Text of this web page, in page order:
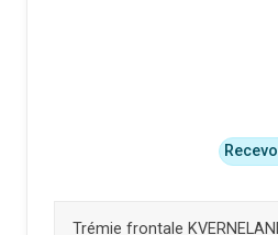
Trémie frontale